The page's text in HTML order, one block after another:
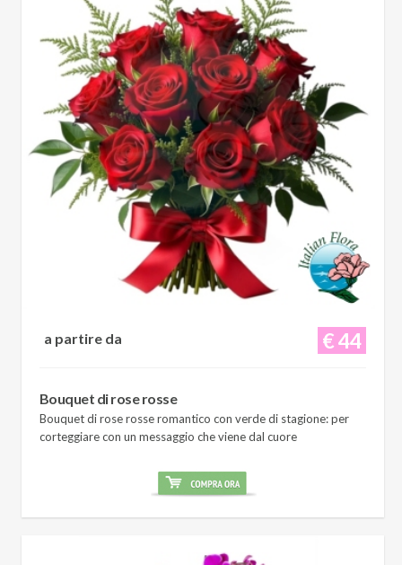
€ 44
a partire da
Bouquet di rose rosse
Bouquet di rose rosse romantico con verde di stagione: per
corteggiare con un messaggio che viene dal cuore